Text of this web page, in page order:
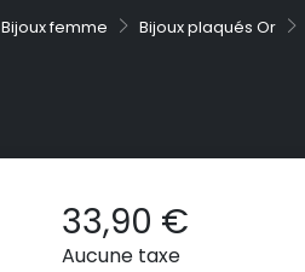
Bijoux femme Bijoux plaqués Or
33,90 €
Aucune taxe